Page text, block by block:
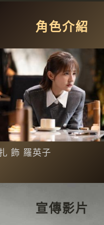
角色介紹
飾 羅英子
宣傳影片